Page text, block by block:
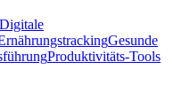
Digitale
Gesunde
Produktivitäts-Tools